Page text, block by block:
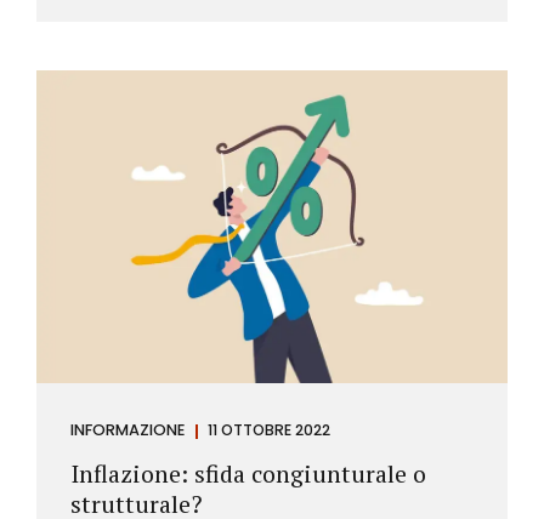
INFORMAZIONE 11 OTTOBRE 2022
Inflazione: sfida congiunturale o
strutturale?